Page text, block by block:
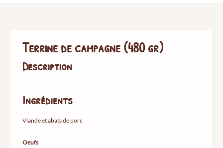
Terrine de campagne (480 gr)
Description
Ingrédients
Viande et abats de porc
Oeufs